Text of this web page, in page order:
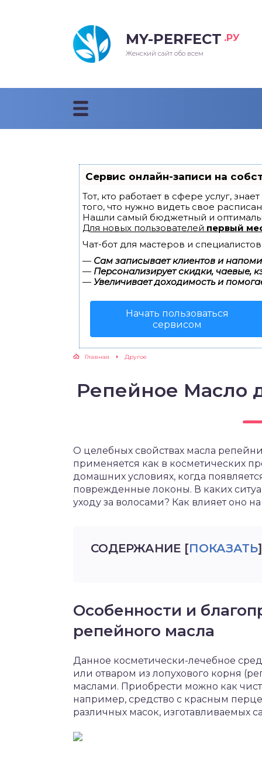
MY-PERFECT .РУ
Женский сайт обо всем
Сервис онлайн-записи на
Тот, кто работает в сфере услуг,
того, что нужно видеть свое
Нашли самый бюджетный и
Для новых пользователей первый
Чат-бот для мастеров и
— Сам записывает клиентов и
— Персонализирует скидки, чаевые,
— Увеличивает доходимость и
Начать пользоваться
сервисом
Главная Другое
Репейное Масло
О целебных свойствах масла
применяется как в косметических
домашних условиях, когда
поврежденные локоны. В каких
уходу за волосами? Как влияет оно
СОДЕРЖАНИЕ [ПОКАЗАТЬ]
Особенности и
репейного масла
Данное косметически-лечебное
или отваром из лопухового корня
маслами. Приобрести можно как
например, средство с красным
различных масок, изготавливаемых
прически 2018
стрижки 2018